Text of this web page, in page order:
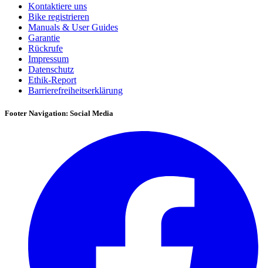
Kontaktiere uns
Bike registrieren
Manuals & User Guides
Garantie
Rückrufe
Impressum
Datenschutz
Ethik-Report
Barrierefreiheitserklärung
Footer Navigation: Social Media